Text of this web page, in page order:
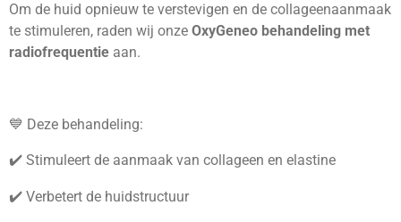
Om de huid opnieuw te verstevigen en de collageenaanmaak
te stimuleren, raden wij onze OxyGeneo behandeling met
radiofrequentie aan.
💙 Deze behandeling:
✔️ Stimuleert de aanmaak van collageen en elastine
✔️ Verbetert de huidstructuur